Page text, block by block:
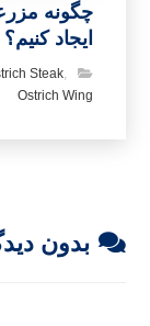
چگونه
ایجاد کنیم؟
Steak,
Ostrich Wing
بدون